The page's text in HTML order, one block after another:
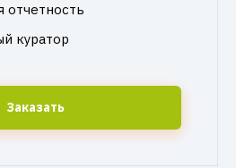
отчетность
куратор
Заказать